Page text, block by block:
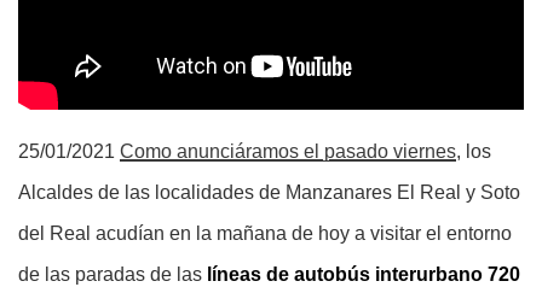
25/01/2021 Como anunciáramos el pasado viernes, los
Alcaldes de las localidades de Manzanares El Real y Soto
del Real acudían en la mañana de hoy a visitar el entorno
de las paradas de las líneas de autobús interurbano 720